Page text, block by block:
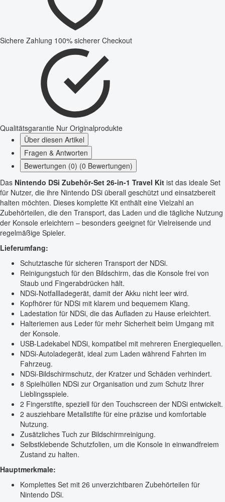
Sichere Zahlung 100% sicherer Checkout
Qualitätsgarantie Nur Originalprodukte
Über diesen Artikel
Fragen & Antworten
Bewertungen (0) (0 Bewertungen)
Das Nintendo DSi Zubehör-Set 26-in-1 Travel Kit ist das ideale Set
für Nutzer, die ihre Nintendo DSi überall geschützt und einsatzbereit
halten möchten. Dieses komplette Kit enthält eine Vielzahl an
Zubehörteilen, die den Transport, das Laden und die tägliche Nutzung
der Konsole erleichtern – besonders geeignet für Vielreisende und
regelmäßige Spieler.
Lieferumfang:
Schutztasche für sicheren Transport der NDSi.
Reinigungstuch für den Bildschirm, das die Konsole frei von
Staub und Fingerabdrücken hält.
NDSi-Notfallladegerät, damit der Akku nicht leer wird.
Kopfhörer für NDSi mit klarem und bequemem Klang.
Ladestation für NDSi, die das Aufladen zu Hause erleichtert.
Halteriemen aus Leder für mehr Sicherheit beim Umgang mit
der Konsole.
USB-Ladekabel NDSi, kompatibel mit mehreren Energiequellen.
NDSi-Autoladegerät, ideal zum Laden während Fahrten im
Fahrzeug.
NDSi-Bildschirmschutz, der Kratzer und Schäden verhindert.
8 Spielhüllen NDSi zur Organisation und zum Schutz Ihrer
Lieblingsspiele.
2 Fingerstifte, speziell für den Touchscreen der NDSi entwickelt.
2 ausziehbare Metallstifte für eine präzise und komfortable
Nutzung.
Zusätzliches Tuch zur Bildschirmreinigung.
Selbstklebende Schutzfolien, um die Konsole in einwandfreiem
Zustand zu halten.
Hauptmerkmale:
Komplettes Set mit 26 unverzichtbaren Zubehörteilen für
Nintendo DSi.